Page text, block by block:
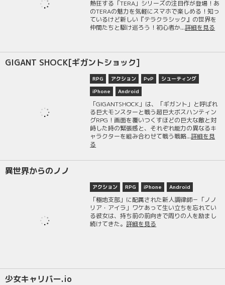
熱狂する「TERA」シリーズの注目作が登場！あ
のTERAの魅力を気軽にスマホで楽しめる！知っ
ているけど新しい『テラクラシック』の世界を
仲間たちと駆け巡ろう！初心者か...詳細を見る
GIGANT SHOCK[ギガントショック]
RPG アクション PvP
シューティング
iPhone
Android
「GIGANTSHOCK」は、「ギガント」と呼ばれ
る巨大モンスターと戦う超巨大ボスハンティン
グRPG！画面を覆いつくすほどの巨大な敵と対
峙した時の緊張感と、それぞれ能力の異なるキ
ャラクターを組み合わせて戦う戦略...詳細を見
る
異世界からのノノ
アクション RPG iPhone Android
「極地支部」に配属された新人調律師－「ノノ
リア・アイラ」ワケあって生い立ちを忘れてい
る彼女は、持ち前の前向きで周りの人を励まし
続けてきた。詳細を見る
少女キャリバー.io